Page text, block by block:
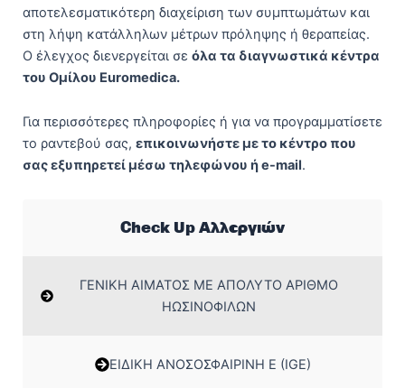
αποτελεσματικότερη διαχείριση των συμπτωμάτων και
στη λήψη κατάλληλων μέτρων πρόληψης ή θεραπείας.
Ο έλεγχος διενεργείται σε όλα τα διαγνωστικά κέντρα
του Ομίλου Euromedica.
Για περισσότερες πληροφορίες ή για να προγραμματίσετε
το ραντεβού σας, επικοινωνήστε με το κέντρο που
σας εξυπηρετεί μέσω τηλεφώνου ή e-mail.
Check Up Αλλεργιών
ΓΕΝΙΚΗ ΑΙΜΑΤΟΣ ΜΕ ΑΠΟΛΥΤΟ ΑΡΙΘΜΟ
ΗΩΣΙΝΟΦΙΛΩΝ
ΕΙΔΙΚΗ ΑΝΟΣΟΣΦΑΙΡΙΝΗ E (IGE)